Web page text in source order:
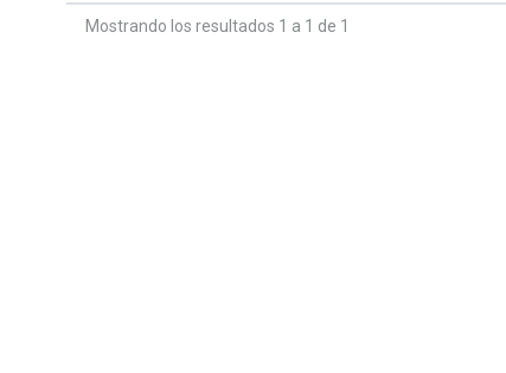
Mostrando los resultados 1 a 1 de 1